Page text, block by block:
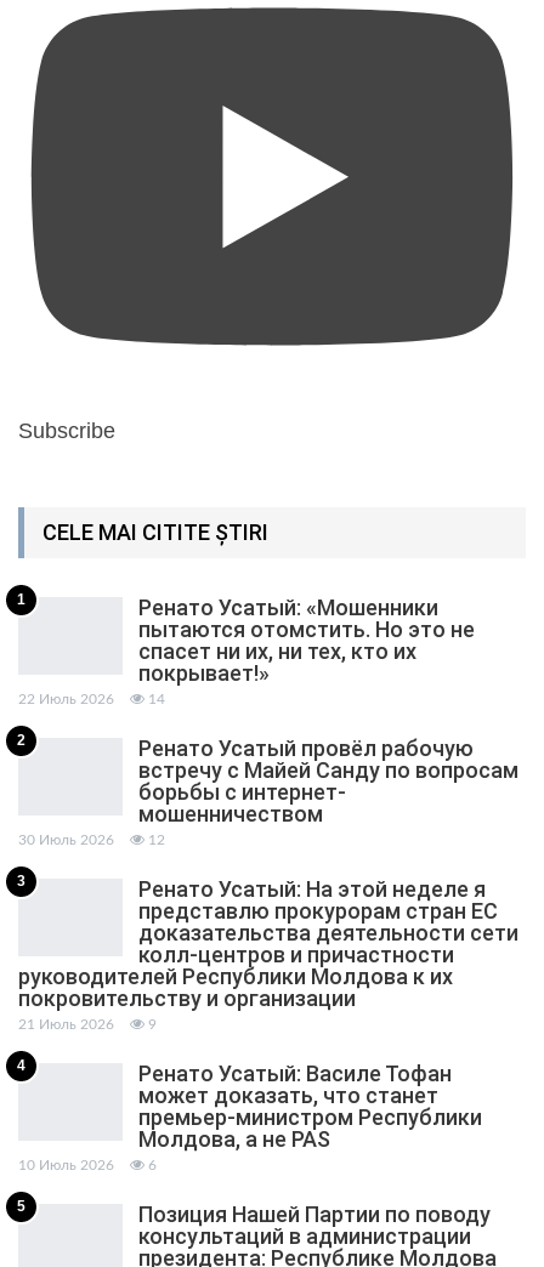
Subscribe
CELE MAI CITITE ȘTIRI
1
Ренато Усатый: «Мошенники
пытаются отомстить. Но это не
спасет ни их, ни тех, кто их
покрывает!»
22 Июль 2026 14
2
Ренато Усатый провёл рабочую
встречу с Майей Санду по вопросам
борьбы с интернет-
мошенничеством
30 Июль 2026 12
3
Ренато Усатый: На этой неделе я
представлю прокурорам стран ЕС
доказательства деятельности сети
колл-центров и причастности
руководителей Республики Молдова к их
покровительству и организации
21 Июль 2026 9
4
Ренато Усатый: Василе Тофан
может доказать, что станет
премьер-министром Республики
Молдова, а не PAS
10 Июль 2026 6
5
Позиция Нашей Партии по поводу
консультаций в администрации
президента: Республике Молдова